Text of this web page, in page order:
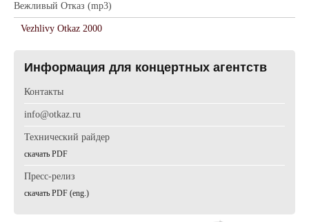
Вежливый Отказ (mp3)
Vezhlivy Otkaz 2000
Информация для концертных агентств
Контакты
info@otkaz.ru
Технический райдер
cкачать PDF
Пресс-релиз
cкачать PDF (eng.)